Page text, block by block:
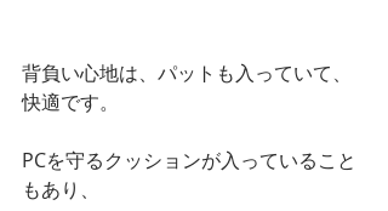
背負い心地は、パットも入っていて、
快適です。
PCを守るクッションが入っていること
もあり、